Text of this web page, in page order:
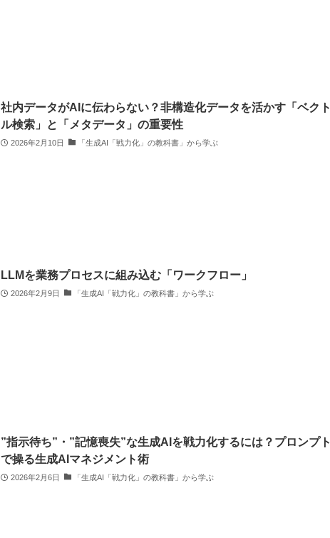
社内データがAIに伝わらない？非構造化データを活かす「ベクト
ル検索」と「メタデータ」の重要性
2026年2月10日 「生成AI「戦力化」の教科書」から学ぶ
LLMを業務プロセスに組み込む「ワークフロー」
2026年2月9日 「生成AI「戦力化」の教科書」から学ぶ
”指示待ち”・”記憶喪失”な生成AIを戦力化するには？プロンプト
で操る生成AIマネジメント術
2026年2月6日 「生成AI「戦力化」の教科書」から学ぶ